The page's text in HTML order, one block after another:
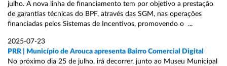
julho. A nova linha de financiamento tem por objetivo a prestação
de garantias técnicas do BPF, através das SGM, nas operações
financiadas pelos Sistemas de Incentivos, promovendo o ...
2025-07-23
PRR | Município de Arouca apresenta Bairro Comercial Digital
No próximo dia 25 de julho, irá decorrer, junto ao Museu Municipal